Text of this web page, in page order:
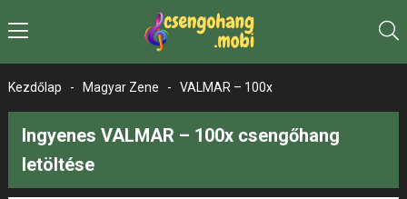
Kezdőlap - Magyar Zene - VALMAR – 100x
Ingyenes VALMAR – 100x csengőhang
letöltése